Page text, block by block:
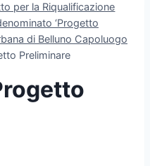
per la Riqualificazione
‘Progetto
di Belluno Capoluogo
Preliminare